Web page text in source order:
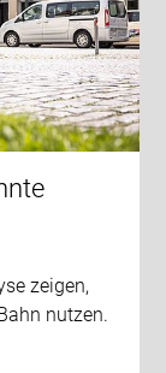
zeigen,
nutzen.